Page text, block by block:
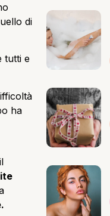
di
tutti e
ha